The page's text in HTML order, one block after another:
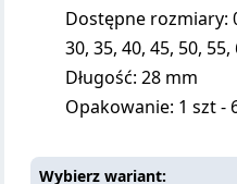
Dostępne rozmiary:
30, 35, 40, 45, 50,
Długość: 28 mm
Opakowanie: 1 szt -
Wybierz wariant